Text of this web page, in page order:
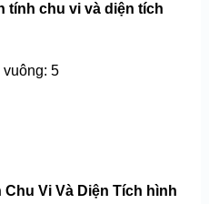
tính chu vi và diện tích
vuông: 5
Vi Và Diện Tích hình